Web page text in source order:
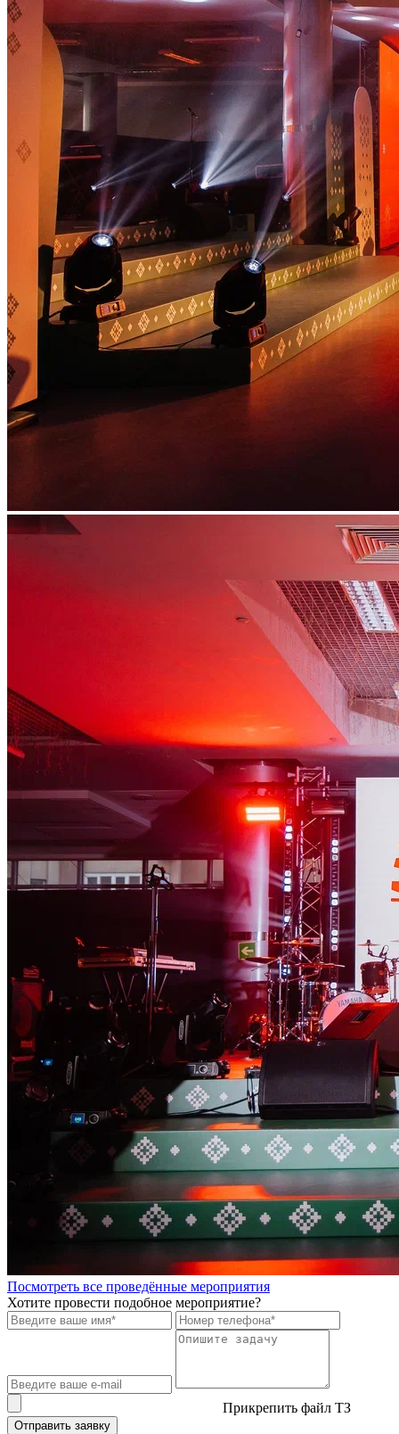
Посмотреть все проведённые мероприятия
Хотите провести подобное мероприятие?
Прикрепить файл ТЗ
Отправить заявку